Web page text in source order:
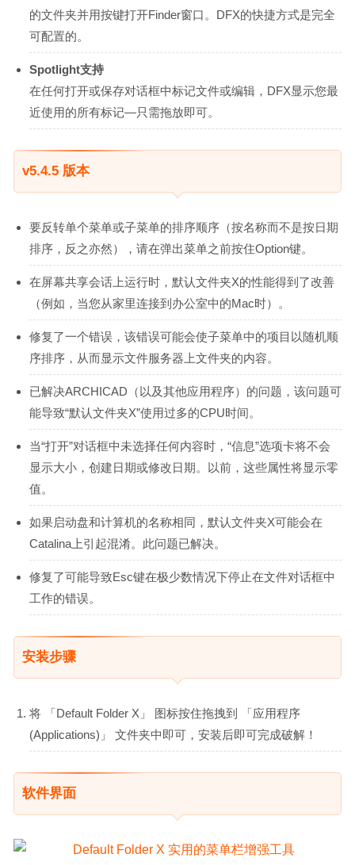
的文件夹并用按键打开Finder窗口。DFX的快捷方式是完全
可配置的。
Spotlight支持
在任何打开或保存对话框中标记文件或编辑，DFX显示您最
近使用的所有标记—只需拖放即可。
v5.4.5 版本
要反转单个菜单或子菜单的排序顺序（按名称而不是按日期
排序，反之亦然），请在弹出菜单之前按住Option键。
在屏幕共享会话上运行时，默认文件夹X的性能得到了改善
（例如，当您从家里连接到办公室中的Mac时）。
修复了一个错误，该错误可能会使子菜单中的项目以随机顺
序排序，从而显示文件服务器上文件夹的内容。
已解决ARCHICAD（以及其他应用程序）的问题，该问题可
能导致“默认文件夹X”使用过多的CPU时间。
当“打开”对话框中未选择任何内容时，“信息”选项卡将不会
显示大小，创建日期或修改日期。以前，这些属性将显示零
值。
如果启动盘和计算机的名称相同，默认文件夹X可能会在
Catalina上引起混淆。此问题已解决。
修复了可能导致Esc键在极少数情况下停止在文件对话框中
工作的错误。
安装步骤
将 「Default Folder X」 图标按住拖拽到 「应用程序
(Applications)」 文件夹中即可，安装后即可完成破解！
软件界面